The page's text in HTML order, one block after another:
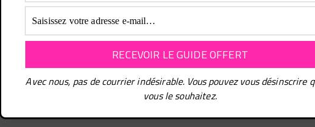
Connexion
Avec nous, pas de courrier indésirable. Vous pouvez vous désinscrire
vous le souhaitez.